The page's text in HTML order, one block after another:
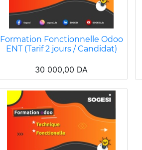
Formation Fonctionnelle Odoo
ENT (Tarif 2 jours / Candidat)
30 000,00 DA